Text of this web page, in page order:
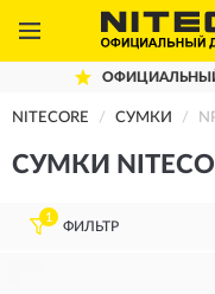
ОФИЦИАЛЬНЫЙДИЛЕР
NITECORE СУМКИ
СУМКИ
1
ФИЛЬТР